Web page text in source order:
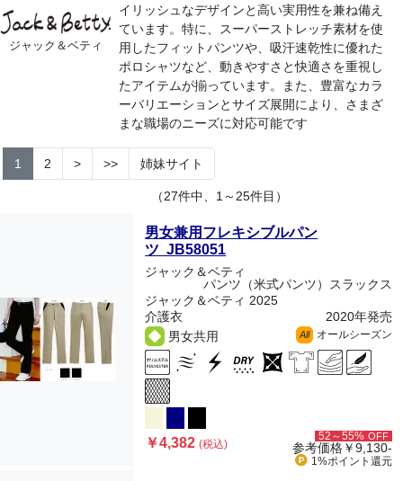
ジャック＆ベティ
イリッシュなデザインと高い実用性を兼ね備え
ています。特に、スーパーストレッチ素材を使
用したフィットパンツや、吸汗速乾性に優れた
ポロシャツなど、動きやすさと快適さを重視し
たアイテムが揃っています。また、豊富なカラ
ーバリエーションとサイズ展開により、さまざ
まな職場のニーズに対応可能です
1 2 > >> 姉妹サイト
（27件中、1～25件目）
男女兼用フレキシブルパン
ツ JB58051
ジャック＆ベティ
パンツ（米式パンツ）スラックス
ジャック＆ベティ 2025
介護衣
2020年発売
男女共用
All オールシーズン
￥4,382(税込)
52～55% OFF
参考価格￥9,130-
1%ポイント 還元